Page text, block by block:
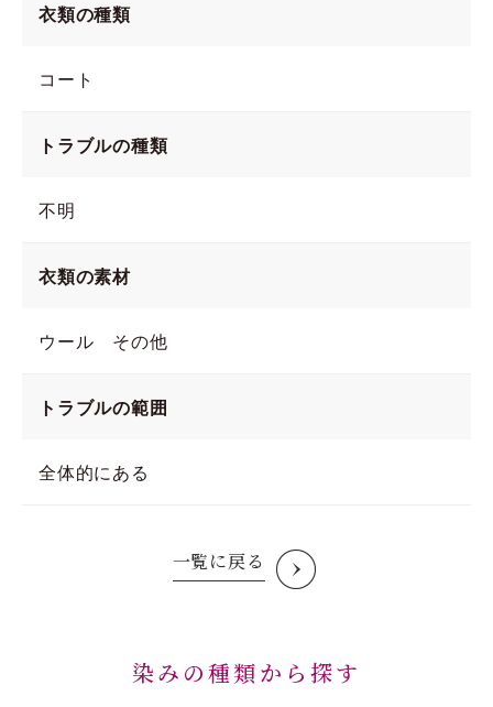
衣類の種類
コート
トラブルの種類
不明
衣類の素材
ウール その他
トラブルの範囲
全体的にある
一覧に戻る
染みの種類から探す